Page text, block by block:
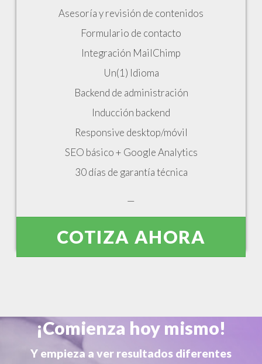
Asesoría y revisión de contenidos
Formulario de contacto
Integración MailChimp
Un(1) Idioma
Backend de administración
Inducción backend
Responsive desktop/móvil
SEO básico + Google Analytics
30 días de garantía técnica
—
COTIZA AHORA
¡Comienza hoy mismo!
Y empieza a ver resultados diferentes